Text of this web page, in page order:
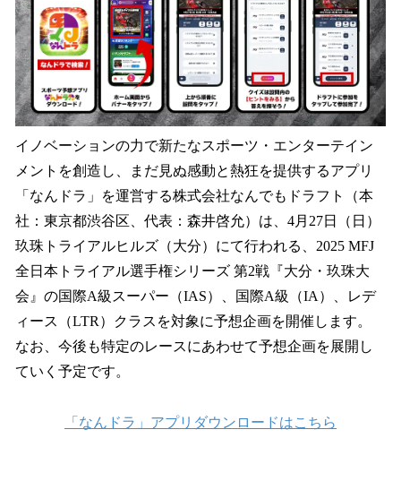
イノベーションの力で新たなスポーツ・エンターテイン
メントを創造し、まだ見ぬ感動と熱狂を提供するアプリ
「なんドラ」を運営する株式会社なんでもドラフト（本
社：東京都渋谷区、代表：森井啓允）は、4月27日（日）
玖珠トライアルヒルズ（大分）にて行われる、2025 MFJ
全日本トライアル選手権シリーズ 第2戦『大分・玖珠大
会』の国際A級スーパー（IAS）、国際A級（IA）、レデ
ィース（LTR）クラスを対象に予想企画を開催します。
なお、今後も特定のレースにあわせて予想企画を展開し
ていく予定です。
「なんドラ」アプリダウンロードはこちら